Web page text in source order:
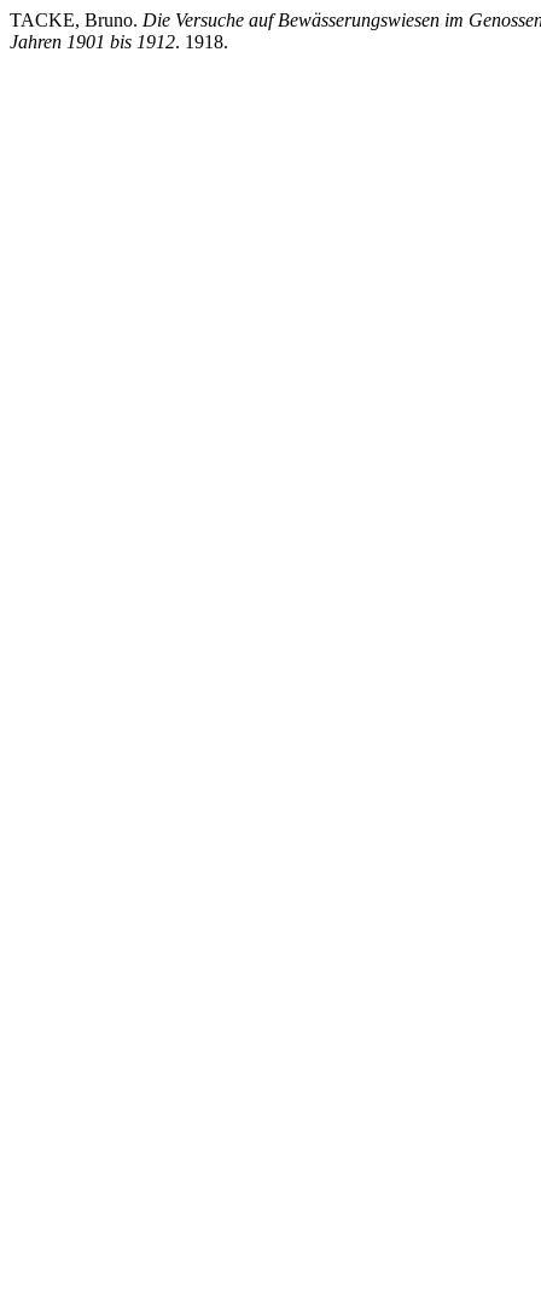
TACKE, Bruno. Die Versuche auf Bewässerungswiesen im
Jahren 1901 bis 1912. 1918.